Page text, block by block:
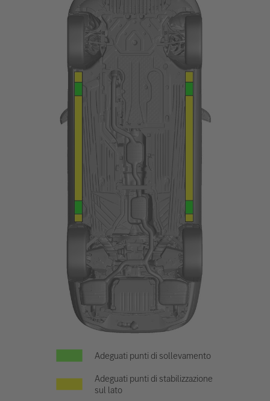
Adeguati punti di sollevamento
Adeguati punti di stabilizzazione
sul lato